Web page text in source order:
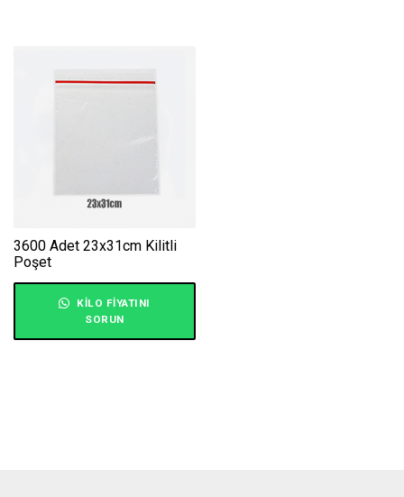
3600 Adet 23x31cm Kilitli
Poşet
KILO FIYATINI
SORUN